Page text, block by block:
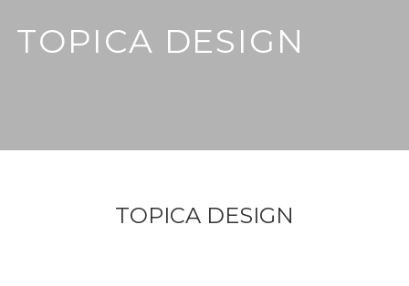
TOPICA DESIGN
TOPICA DESIGN